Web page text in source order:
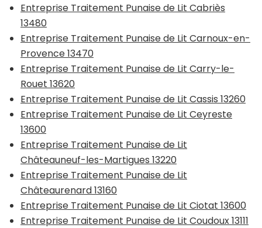
Entreprise Traitement Punaise de Lit Cabriès
13480
Entreprise Traitement Punaise de Lit Carnoux-en-
Provence 13470
Entreprise Traitement Punaise de Lit Carry-le-
Rouet 13620
Entreprise Traitement Punaise de Lit Cassis 13260
Entreprise Traitement Punaise de Lit Ceyreste
13600
Entreprise Traitement Punaise de Lit
Châteauneuf-les-Martigues 13220
Entreprise Traitement Punaise de Lit
Châteaurenard 13160
Entreprise Traitement Punaise de Lit Ciotat 13600
Entreprise Traitement Punaise de Lit Coudoux 13111